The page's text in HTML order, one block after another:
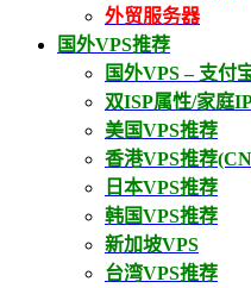
外贸服务器
国外VPS推荐
国外VPS – 支付
双ISP属性/家庭
美国VPS推荐
香港VPS推荐
日本VPS推荐
韩国VPS推荐
新加坡VPS
台湾VPS推荐